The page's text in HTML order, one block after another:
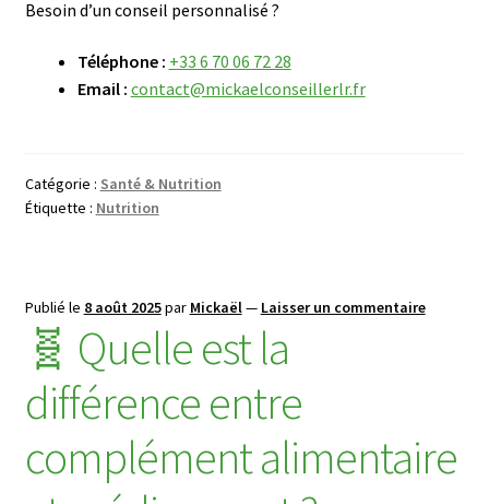
Besoin d’un conseil personnalisé ?
Téléphone : +33 6 70 06 72 28
Email : contact@mickaelconseillerlr.fr
Catégorie : Santé & Nutrition
Étiquette : Nutrition
Publié le 8 août 2025par Mickaël— Laisser un commentaire
🧬 Quelle est la
différence entre
complément alimentaire